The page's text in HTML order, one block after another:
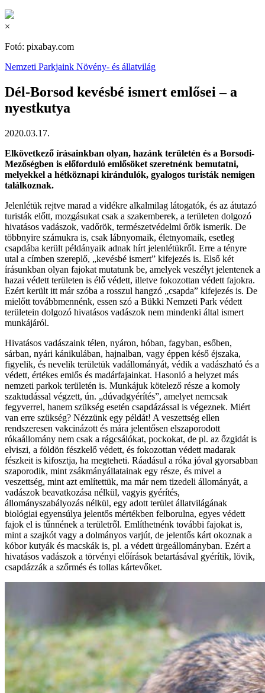
×
Fotó: pixabay.com
Nemzeti Parkjaink Növény- és állatvilág
Dél-Borsod kevésbé ismert emlősei – a
nyestkutya
2020.03.17.
Elkövetkező írásainkban olyan, hazánk területén és a Borsodi-
Mezőségben is előforduló emlősöket szeretnénk bemutatni,
melyekkel a hétköznapi kirándulók, gyalogos turisták nemigen
találkoznak.
Jelenlétük rejtve marad a vidékre alkalmilag látogatók, és az átutazó
turisták előtt, mozgásukat csak a szakemberek, a területen dolgozó
hivatásos vadászok, vadőrök, természetvédelmi őrök ismerik. De
többnyire számukra is, csak lábnyomaik, életnyomaik, esetleg
csapdába került példányaik adnak hírt jelenlétükről. Erre a tényre
utal a címben szereplő, „kevésbé ismert” kifejezés is. Első két
írásunkban olyan fajokat mutatunk be, amelyek veszélyt jelentenek a
hazai védett területen is élő védett, illetve fokozottan védett fajokra.
Ezért került itt már szóba a rosszul hangzó „csapda” kifejezés is. De
mielőtt továbbmennénk, essen szó a Bükki Nemzeti Park védett
területein dolgozó hivatásos vadászok nem mindenki által ismert
munkájáról.
Hivatásos vadászaink télen, nyáron, hóban, fagyban, esőben,
sárban, nyári kánikulában, hajnalban, vagy éppen késő éjszaka,
figyelik, és nevelik területük vadállományát, védik a vadászható és a
védett, értékes emlős és madárfajainkat. Hasonló a helyzet más
nemzeti parkok területén is. Munkájuk kötelező része a komoly
szaktudással végzett, ún. „dúvadgyérítés”, amelyet nemcsak
fegyverrel, hanem szükség esetén csapdázással is végeznek. Miért
van erre szükség? Nézzünk egy példát! A veszettség ellen
rendszeresen vakcinázott és mára jelentősen elszaporodott
rókaállomány nem csak a rágcsálókat, pockokat, de pl. az őzgidát is
elviszi, a földön fészkelő védett, és fokozottan védett madarak
fészkeit is kifosztja, ha megteheti. Ráadásul a róka jóval gyorsabban
szaporodik, mint zsákmányállatainak egy része, és mivel a
veszettség, ­mint azt említettük, ma már nem tizedeli állományát, a
vadászok beavatkozása nélkül, vagyis gyérítés,
állományszabályozás nélkül, egy adott terület állatvilágának
biológiai egyensúlya jelentős mértékben felborulna, egyes védett
fajok el is tűnnének a területről. Említhetnénk további fajokat is,
mint a szajkót vagy a dolmányos varjút, de jelentős kárt okoznak a
kóbor kutyák és macskák is, pl. a védett ürgeállományban. Ezért a
hivatásos vadászok a törvényi előírások betartásával gyérítik, lövik,
csapdázzák a szőrmés és tollas kártevőket.